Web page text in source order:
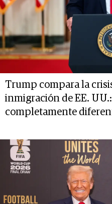
Trump compara la
inmigración de EE.
completamente